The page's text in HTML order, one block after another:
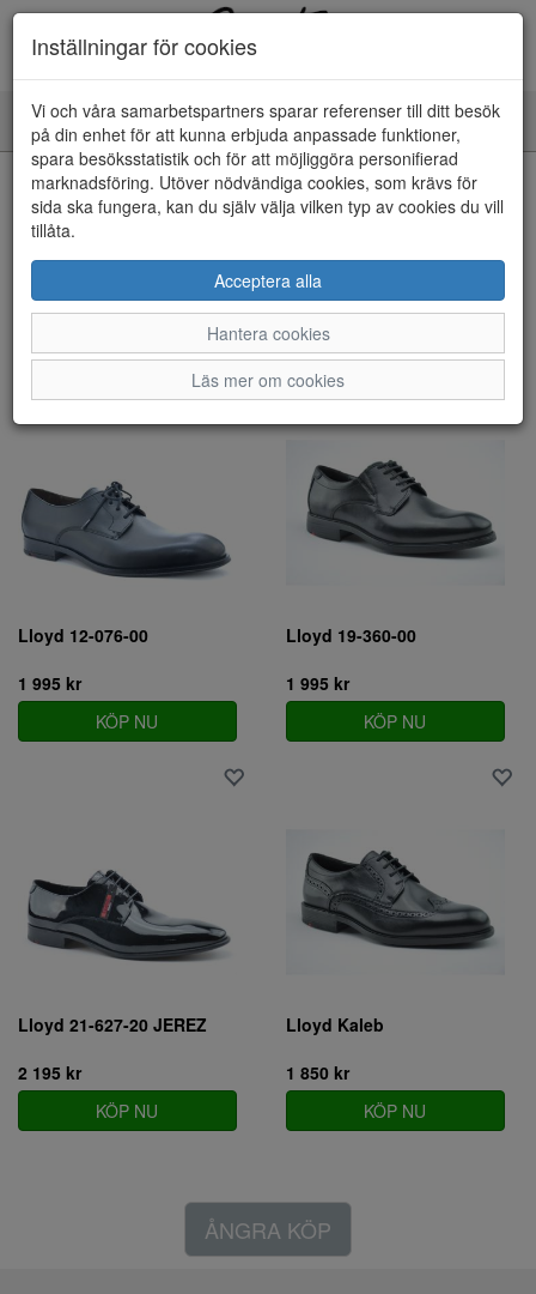
Toggle
navigation
Visa filter
Lloyd (4 artiklar)
Sortera efter:
Lloyd 12-076-00
1 995 kr
KÖP NU
Lloyd 19-360-00
1 995 kr
KÖP NU
Lloyd 21-627-20 JEREZ
2 195 kr
KÖP NU
Lloyd Kaleb
1 850 kr
KÖP NU
ÅNGRA KÖP
Inställningar för cookies
Vi och våra samarbetspartners sparar referenser till ditt besök
på din enhet för att kunna erbjuda anpassade funktioner,
spara besöksstatistik och för att möjliggöra personifierad
marknadsföring. Utöver nödvändiga cookies, som krävs för
sida ska fungera, kan du själv välja vilken typ av cookies du vill
tillåta.
Acceptera alla
Hantera cookies
Läs mer om cookies